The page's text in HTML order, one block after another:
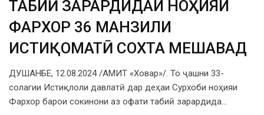
ТАБИӢ ЗАРАРДИДАИ НОҲИЯИ
ФАРХОР 36 МАНЗИЛИ
ИСТИҚОМАТӢ СОХТА МЕШАВАД
ДУШАНБЕ, 12.08.2024 /АМИТ «Ховар»/. То ҷашни 33-
солагии Истиқлоли давлатӣ дар деҳаи Сурхоби ноҳияи
Фархор барои сокинони аз офати табиӣ зарардида…